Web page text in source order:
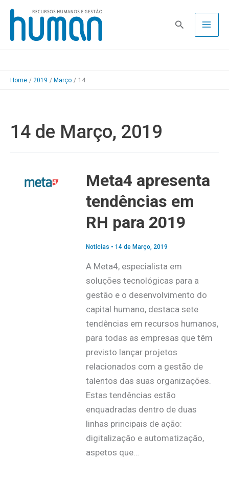
Skip
content
Pesquisa
Home 2019 Março 14
14 de Março, 2019
Meta4 apresenta
tendências em
RH para 2019
Notícias • 14 de Março, 2019
A Meta4, especialista em
soluções tecnológicas para a
gestão e o desenvolvimento do
capital humano, destaca sete
tendências em recursos humanos,
para todas as empresas que têm
previsto lançar projetos
relacionados com a gestão de
talentos das suas organizações.
Estas tendências estão
enquadradas dentro de duas
linhas principais de ação:
digitalização e automatização,
aspetos que…